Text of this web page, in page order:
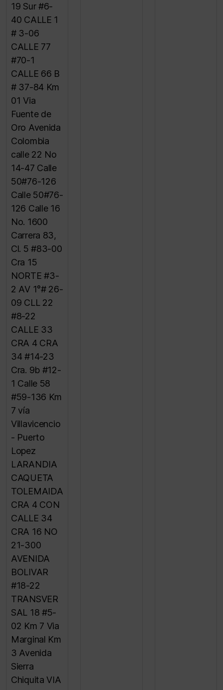
19 Sur #6-
40 CALLE 1
# 3-06
CALLE 77
#70-1
CALLE 66 B
# 37-84 Km
01 Via
Fuente de
Oro Avenida
Colombia
calle 22 No
14-47 Calle
50#76-126
Calle 50#76-
126 Calle 16
No. 1600
Carrera 83,
Cl. 5 #83-00
Cra 15
NORTE #3-
2 AV 1°# 26-
09 CLL 22
#8-22
CALLE 33
CRA 4 CRA
34 #14-23
Cra. 9b #12-
1 Calle 58
#59-136 Km
7 vía
Villavicencio
- Puerto
Lopez
LARANDIA
CAQUETA
TOLEMAIDA
CRA 4 CON
CALLE 34
CRA 16 NO
21-300
AVENIDA
BOLIVAR
#18-22
TRANSVER
SAL 18 #5-
02 Km 7 Via
Marginal Km
3 Avenida
Sierra
Chiquita VIA